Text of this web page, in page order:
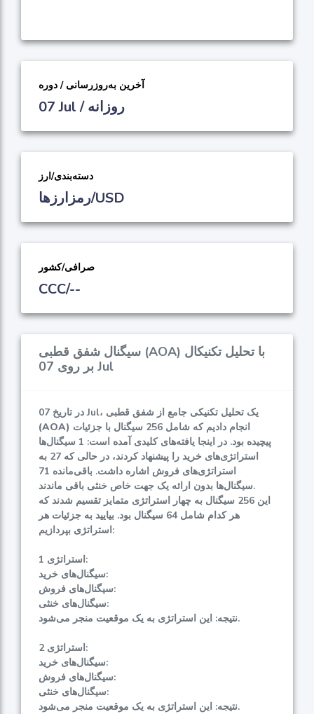
آخرین به‌روزرسانی / دوره
07 Jul / روزانه
دسته‌بندی/ارز
رمزارزها/USD
صرافی/کشور
CCC/--
سیگنال شفق قطبی (AOA) با تحلیل تکنیکال
بر روی 07 Jul
در تاریخ 07 Jul، یک تحلیل تکنیکی جامع از شفق قطبی
(AOA)
پیچیده بود. در اینجا یافته‌های کلیدی آمده است: 1 سیگنال‌ها
استراتژی‌های خرید را پیشنهاد کردند، در حالی که 27 به
استراتژی‌های فروش اشاره داشت. باقی‌مانده 71
سیگنال‌ها بدون ارائه یک جهت خاص خنثی باقی ماندند.
این 256 سیگنال به چهار استراتژی متمایز تقسیم شدند که
هر کدام شامل 64 سیگنال بود. بیایید به جزئیات هر
استراتژی بپردازیم:
استراتژی 1:
سیگنال‌های خرید:
سیگنال‌های فروش:
سیگنال‌های خنثی:
نتیجه: این استراتژی به یک موقعیت منجر می‌شود.
استراتژی 2:
سیگنال‌های خرید:
سیگنال‌های فروش:
سیگنال‌های خنثی:
نتیجه: این استراتژی به یک موقعیت منجر می‌شود.